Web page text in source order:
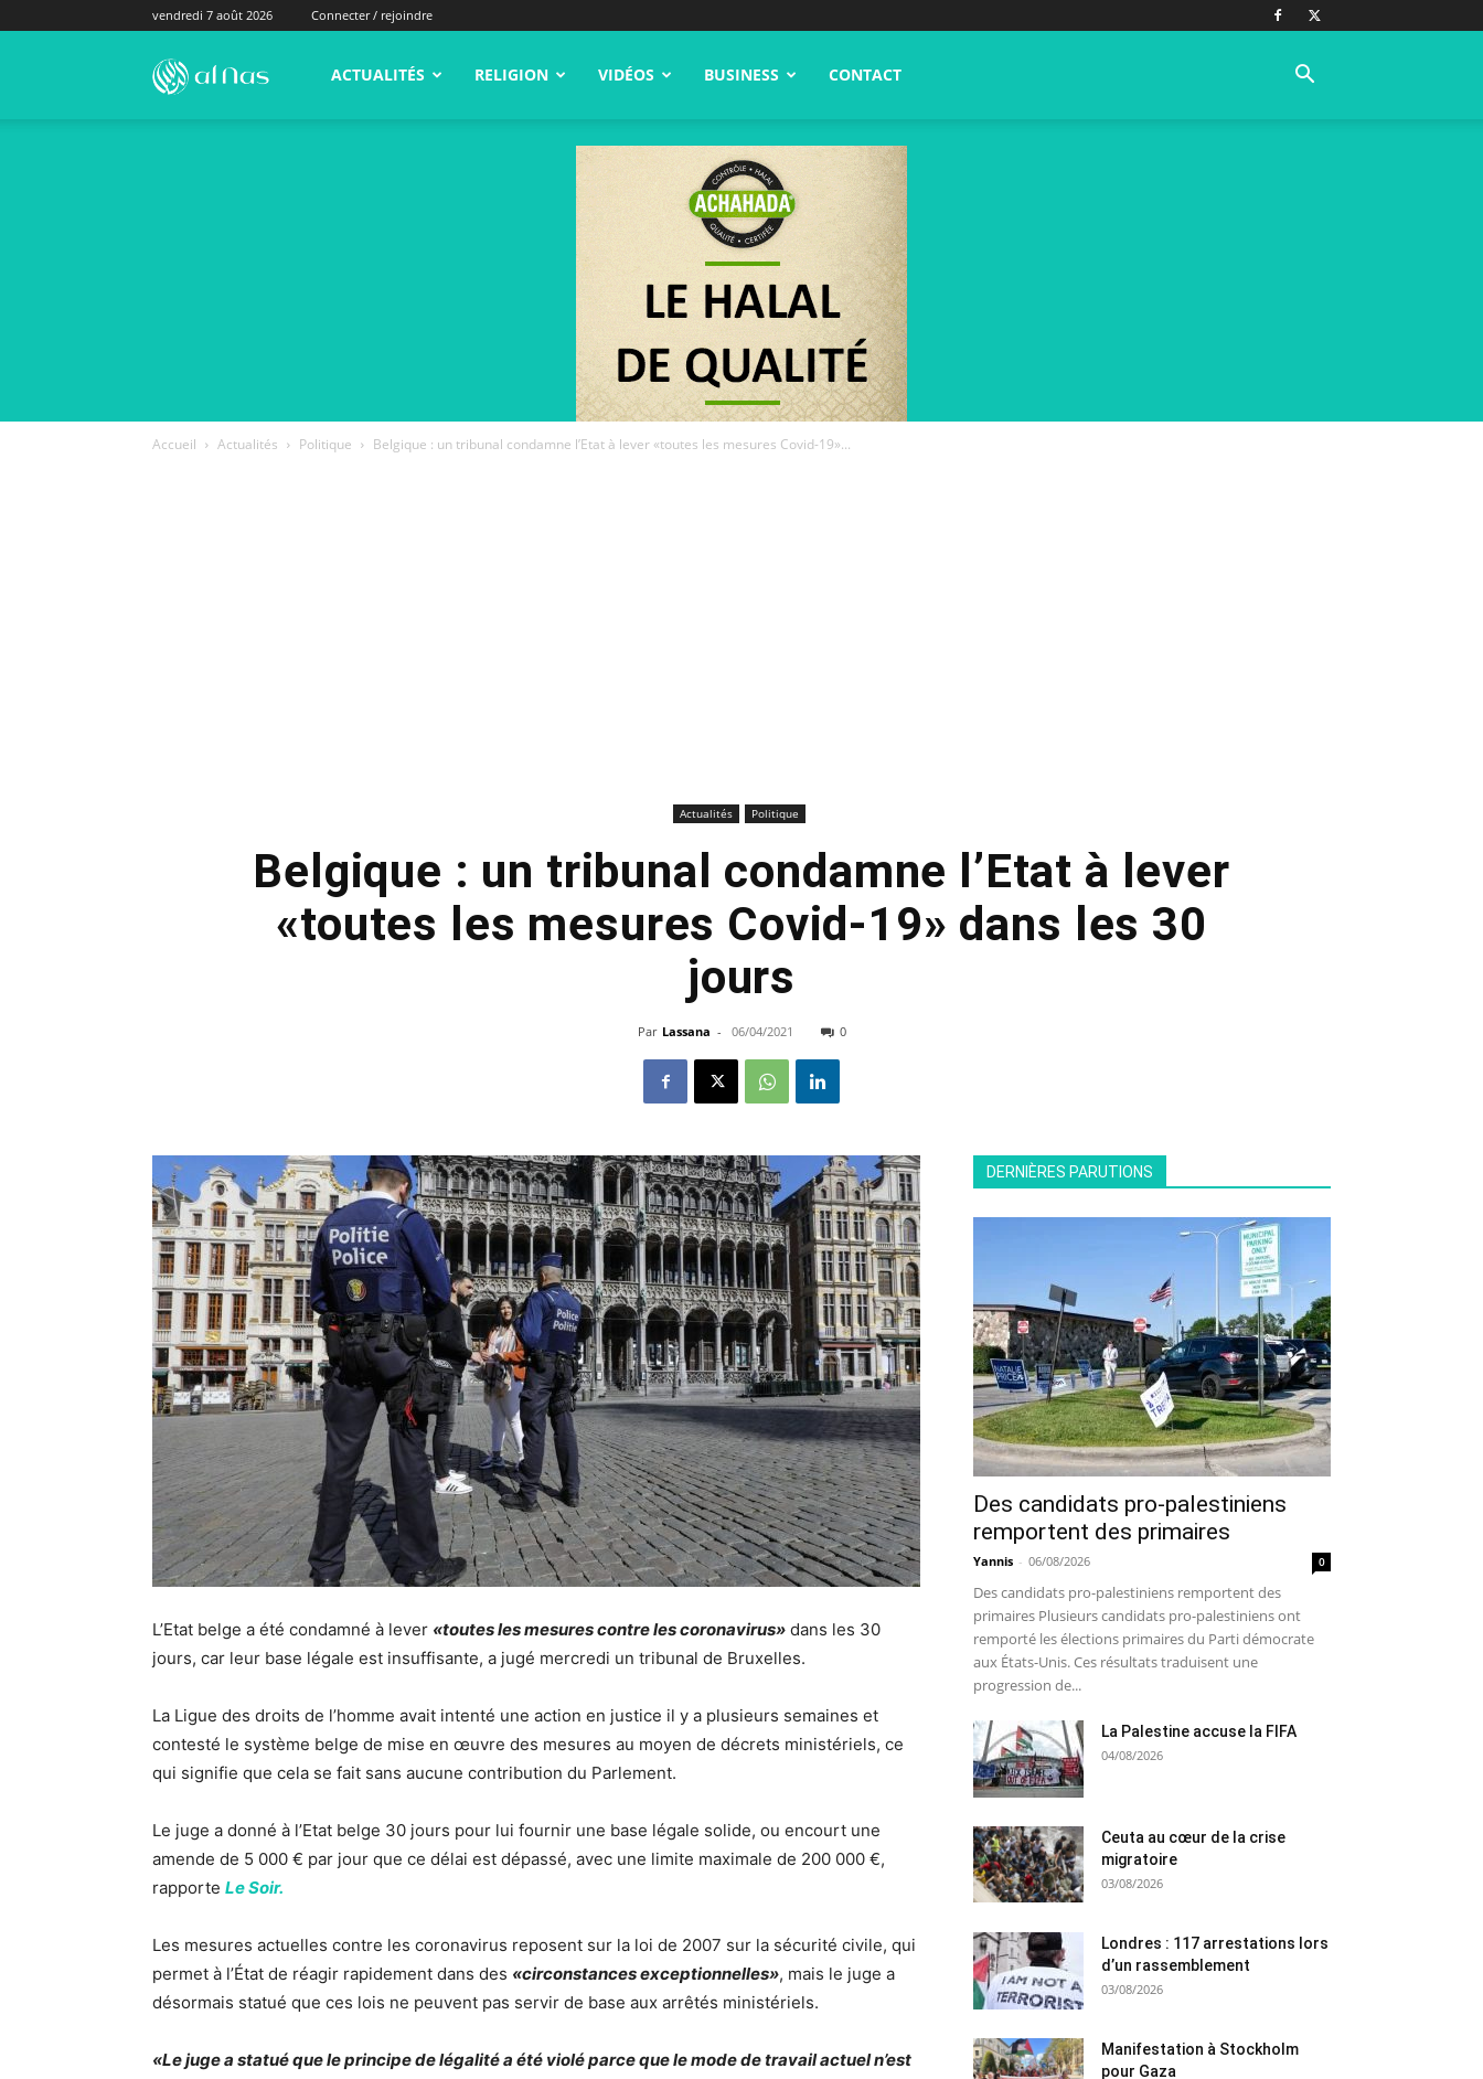
vendredi 7 août 2026 Connecter / rejoindre
alNas.fr ACTUALITÉS RELIGION VIDÉOS BUSINESS CONTACT
Accueil Actualités Politique Belgique : un tribunal condamne l’Etat à lever «toutes les mesures Covid-19»...
Actualités Politique
Belgique : un tribunal condamne l’Etat à lever
«toutes les mesures Covid-19» dans les 30
jours
Par Lassana - 06/04/2021 0
L’Etat belge a été condamné à lever «toutes les mesures contre les coronavirus» dans les 30
jours, car leur base légale est insuffisante, a jugé mercredi un tribunal de Bruxelles.
La Ligue des droits de l’homme avait intenté une action en justice il y a plusieurs semaines et
contesté le système belge de mise en œuvre des mesures au moyen de décrets ministériels, ce
qui signifie que cela se fait sans aucune contribution du Parlement.
Le juge a donné à l’Etat belge 30 jours pour lui fournir une base légale solide, ou encourt une
amende de 5 000 € par jour que ce délai est dépassé, avec une limite maximale de 200 000 €,
rapporte Le Soir.
Les mesures actuelles contre les coronavirus reposent sur la loi de 2007 sur la sécurité civile, qui
permet à l’État de réagir rapidement dans des «circonstances exceptionnelles», mais le juge a
désormais statué que ces lois ne peuvent pas servir de base aux arrêtés ministériels.
«Le juge a statué que le principe de légalité a été violé parce que le mode de travail actuel n’est
DERNIÈRES PARUTIONS
Des candidats pro-palestiniens
remportent des primaires
Yannis - 06/08/2026 0
Des candidats pro-palestiniens remportent des
primaires Plusieurs candidats pro-palestiniens ont
remporté les élections primaires du Parti démocrate
aux États-Unis. Ces résultats traduisent une
progression de...
La Palestine accuse la FIFA
04/08/2026
Ceuta au cœur de la crise
migratoire
03/08/2026
Londres : 117 arrestations lors
d’un rassemblement
03/08/2026
Manifestation à Stockholm
pour Gaza